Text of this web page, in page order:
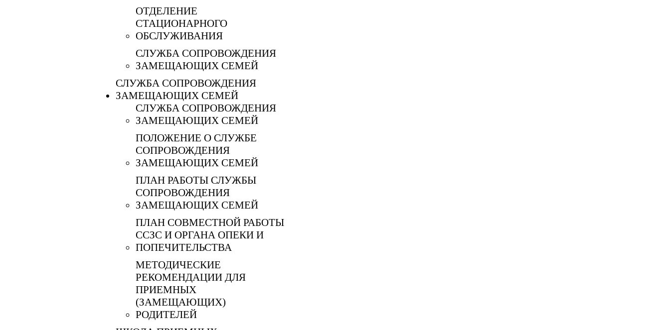
ОТДЕЛЕНИЕ
СТАЦИОНАРНОГО
ОБСЛУЖИВАНИЯ
СЛУЖБА СОПРОВОЖДЕНИЯ
ЗАМЕЩАЮЩИХ СЕМЕЙ
СЛУЖБА СОПРОВОЖДЕНИЯ
ЗАМЕЩАЮЩИХ СЕМЕЙ
СЛУЖБА СОПРОВОЖДЕНИЯ
ЗАМЕЩАЮЩИХ СЕМЕЙ
ПОЛОЖЕНИЕ О СЛУЖБЕ
СОПРОВОЖДЕНИЯ
ЗАМЕЩАЮЩИХ СЕМЕЙ
ПЛАН РАБОТЫ СЛУЖБЫ
СОПРОВОЖДЕНИЯ
ЗАМЕЩАЮЩИХ СЕМЕЙ
ПЛАН СОВМЕСТНОЙ РАБОТЫ
ССЗС И ОРГАНА ОПЕКИ И
ПОПЕЧИТЕЛЬСТВА
МЕТОДИЧЕСКИЕ
РЕКОМЕНДАЦИИ ДЛЯ
ПРИЕМНЫХ
(ЗАМЕЩАЮЩИХ)
РОДИТЕЛЕЙ